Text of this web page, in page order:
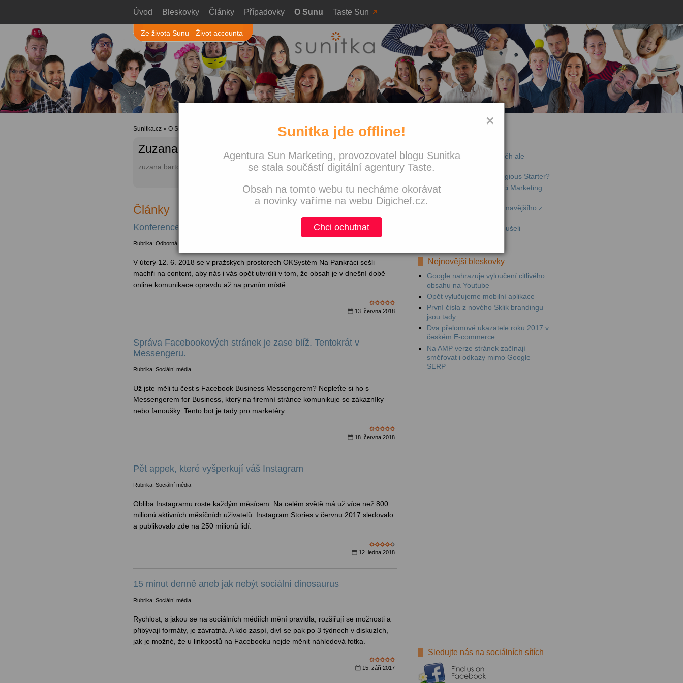
×
Sunitka jde offline!
Agentura Sun Marketing, provozovatel blogu Sunitka
se stala součástí digitální agentury Taste.
Obsah na tomto webu tu necháme okorávat
a novinky vaříme na webu Digichef.cz.
Chci ochutnat
Úvod Bleskovky Články Případovky O Sunu Taste Sun
Ze života Sunu Život accounta
Sunitka.cz » O Sunu
Zuzana Bártová
zuzana.bartova (at) sunmarketing.cz
Články
Konference Content First: obsah až na prvním místě
Rubrika: Odborná fóra
V úterý 12. 6. 2018 se v pražských prostorech OKSystém Na Pankráci sešli
machři na content, aby nás i vás opět utvrdili v tom, že obsah je v dnešní době
online komunikace opravdu až na prvním místě.
13. června 2018
Správa Facebookových stránek je zase blíž. Tentokrát v
Messengeru.
Rubrika: Sociální média
Už jste měli tu čest s Facebook Business Messengerem? Nepleťte si ho s
Messengerem for Business, který na firemní stránce komunikuje se zákazníky
nebo fanoušky. Tento bot je tady pro marketéry.
18. června 2018
Pět appek, které vyšperkují váš Instagram
Rubrika: Sociální média
Obliba Instagramu roste každým měsícem. Na celém světě má už více než 800
milionů aktivních měsíčních uživatelů. Instagram Stories v červnu 2017 sledovalo
a publikovalo zde na 250 milionů lidí.
12. ledna 2018
15 minut denně aneb jak nebýt sociální dinosaurus
Rubrika: Sociální média
Rychlost, s jakou se na sociálních médiích mění pravidla, rozšiřují se možnosti a
přibývají formáty, je závratná. A kdo zaspí, diví se pak po 3 týdnech v diskuzích,
jak je možné, že u linkpostů na Facebooku nejde měnit náhledová fotka.
15. září 2017
Sunitka jde offline – příběh ale
nekonči!
Co jsme chytili na Contagious Starter?
Navštívili jsme konferenci Marketing
Víkend plný toho nejzajímavějšího z
Mezi prvními jsme vyzkoušeli
Nejnovější bleskovky
Google nahrazuje vyloučení citlivého
obsahu na Youtube
Opět vylučujeme mobilní aplikace
První čísla z nového Sklik brandingu
jsou tady
Dva přelomové ukazatele roku 2017 v
českém E-commerce
Na AMP verze stránek začínají
směřovat i odkazy mimo Google
SERP
Sledujte nás na sociálních sítích